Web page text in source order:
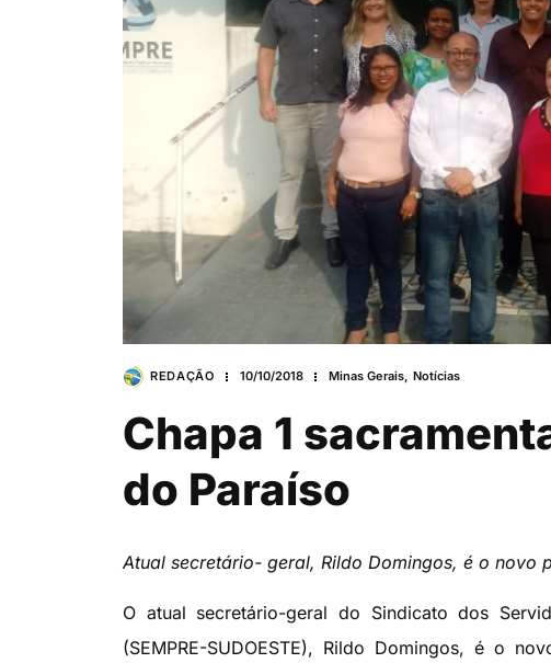
REDAÇÃO 10/10/2018 Minas Gerais, Notícias
Chapa 1
do Paraíso
Atual secretário- geral, Rildo Domingos, é o novo
O atual secretário-geral do Sindicato dos
(SEMPRE-SUDOESTE), Rildo Domingos, é o